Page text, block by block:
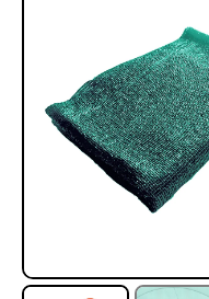
Rampa Móvil
carga 10ton
$22.711.412
$11.790.000
Agregar al carrito